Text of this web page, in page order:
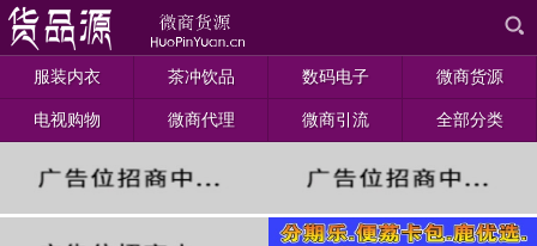
服装内衣 茶冲饮品 数码电子 微商货源
电视购物 微商代理 微商引流 全部分类